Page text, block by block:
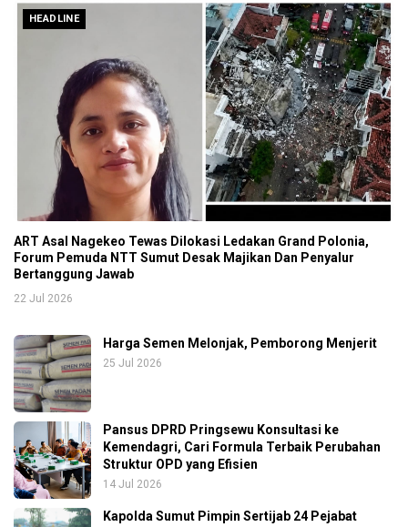
HEADLINE
ART Asal Nagekeo Tewas Dilokasi Ledakan Grand Polonia,
Forum Pemuda NTT Sumut Desak Majikan Dan Penyalur
Bertanggung Jawab
22 Jul 2026
Harga Semen Melonjak, Pemborong Menjerit
25 Jul 2026
Pansus DPRD Pringsewu Konsultasi ke
Kemendagri, Cari Formula Terbaik Perubahan
Struktur OPD yang Efisien
14 Jul 2026
Kapolda Sumut Pimpin Sertijab 24 Pejabat